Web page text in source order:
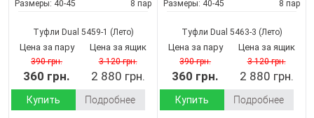
Размеры: 40-45 8 пар
Туфли Dual 5459-1 (Лето)
Цена за пару
390 грн.
360 грн.
Цена за ящик
3 120 грн.
2 880 грн.
Купить Подробнее
Размеры: 40-45 8 пар
Туфли Dual 5463-3 (Лето)
Цена за пару
390 грн.
360 грн.
Цена за ящик
3 120 грн.
2 880 грн.
Купить Подробнее